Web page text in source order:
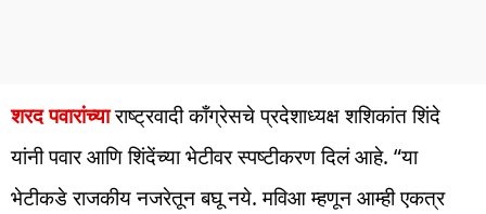
शरद पवारांच्याराष्ट्रवादी काँग्रेसचे प्रदेशाध्यक्ष शशिकांत शिंदे
यांनी पवार आणि शिंदेंच्या भेटीवर स्पष्टीकरण दिलं आहे. “या
भेटीकडे राजकीय नजरेतून बघू नये. मविआ म्हणून आम्ही एकत्र